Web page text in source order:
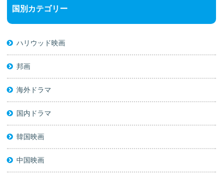
国別カテゴリー
ハリウッド映画
邦画
海外ドラマ
国内ドラマ
韓国映画
中国映画